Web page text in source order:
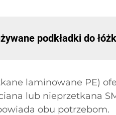
podkładki do
laminowane PE)
lub nieprzetkana
obu potrzebom.